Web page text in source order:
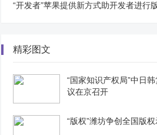
“开发者”苹果提供新方式助开发者进行
精彩图文
“国家知识产权局”中日
议在京召开
“版权”潍坊争创全国版